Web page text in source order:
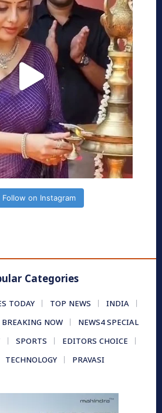
Follow on Instagram
Categories
TODAY TOP NEWS
INDIA
BREAKING NOW
NEWS4 SPECIAL
SPORTS
EDITORS CHOICE
TECHNOLOGY PRAVASI